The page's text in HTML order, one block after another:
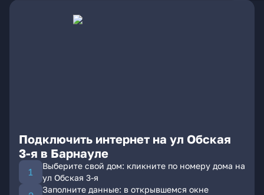
Подключить интернет на ул Обская
3-я в Барнауле
Выберите свой дом: кликните по номеру дома на
ул Обская 3-я
Заполните данные: в открывшемся окне